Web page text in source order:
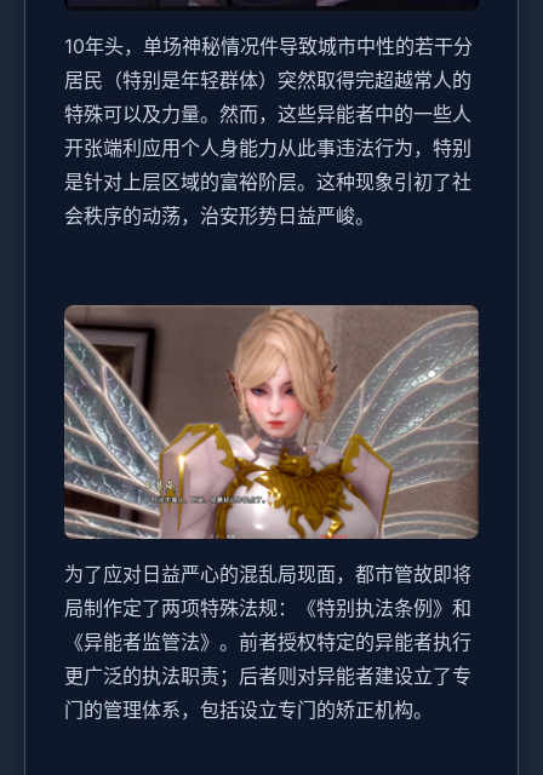
10年头，单场神秘情况件导致城市中性的若干分
居民（特别是年轻群体）突然取得完超越常人的
特殊可以及力量。然而，这些异能者中的一些人
开张端利应用个人身能力从此事违法行为，特别
是针对上层区域的富裕阶层。这种现象引初了社
会秩序的动荡，治安形势日益严峻。
为了应对日益严心的混乱局现面，都市管故即将
局制作定了两项特殊法规：《特别执法条例》和
《异能者监管法》。前者授权特定的异能者执行
更广泛的执法职责；后者则对异能者建设立了专
门的管理体系，包括设立专门的矫正机构。